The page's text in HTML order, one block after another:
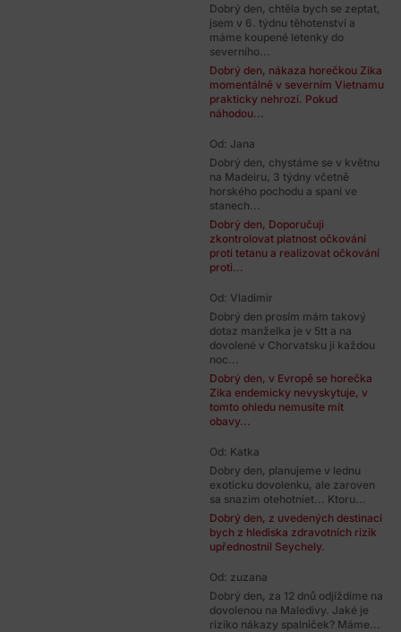
Dobrý den, chtěla bych se zeptat,
jsem v 6. týdnu těhotenství a
máme koupené letenky do
severního...
Dobrý den, nákaza horečkou Zika
momentálně v severním Vietnamu
prakticky nehrozí. Pokud
náhodou...
Od: Jana
Dobrý den, chystáme se v květnu
na Madeiru, 3 týdny včetně
horského pochodu a spaní ve
stanech...
Dobrý den, Doporučuji
zkontrolovat platnost očkování
proti tetanu a realizovat očkování
proti...
Od: Vladimir
Dobrý den prosím mám takový
dotaz manželka je v 5tt a na
dovolené v Chorvatsku ji každou
noc...
Dobrý den, v Evropě se horečka
Zika endemicky nevyskytuje, v
tomto ohledu nemusíte mít
obavy...
Od: Katka
Dobry den, planujeme v lednu
exoticku dovolenku, ale zaroven
sa snazim otehotniet... Ktoru...
Dobrý den, z uvedených destinací
bych z hlediska zdravotních rizik
upřednostnil Seychely.
Od: zuzana
Dobrý den, za 12 dnů odjíždíme na
dovolenou na Maledivy. Jaké je
riziko nákazy spalniček? Máme...